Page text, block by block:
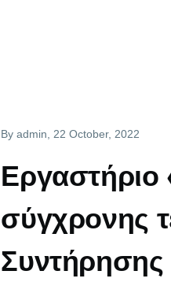
Byadmin , 22 October, 2022
Εργαστήριο
σύγχρονης
Συντήρησης